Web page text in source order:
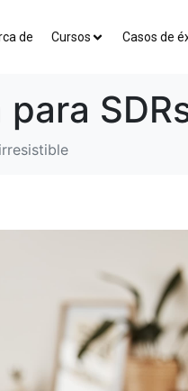
de Cursos Casos de